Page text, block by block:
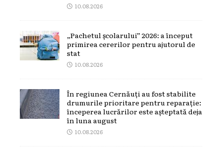
10.08.2026
„Pachetul școlarului” 2026: a început
primirea cererilor pentru ajutorul de
stat
10.08.2026
În regiunea Cernăuți au fost stabilite
drumurile prioritare pentru reparație:
începerea lucrărilor este așteptată deja
în luna august
10.08.2026